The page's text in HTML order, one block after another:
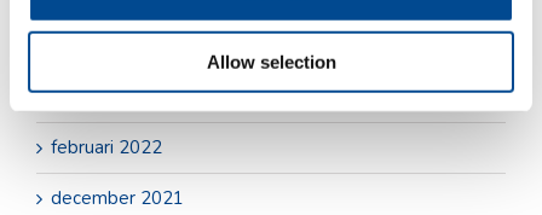
Allow selection
mars 2022
februari 2022
december 2021